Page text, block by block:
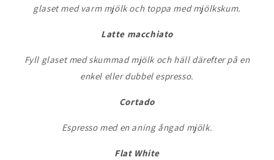
glaset med varm mjölk och toppa med mjölkskum.
Latte macchiato
Fyll glaset med skummad mjölk och häll därefter på en
enkel eller dubbel espresso.
Cortado
Espresso med en aning ångad mjölk.
Flat White